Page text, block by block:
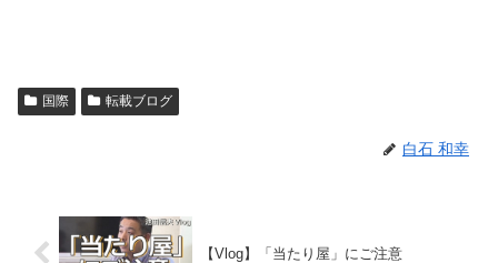
国際 転載ブログ
白石 和幸
【Vlog】「当たり屋」にご注意